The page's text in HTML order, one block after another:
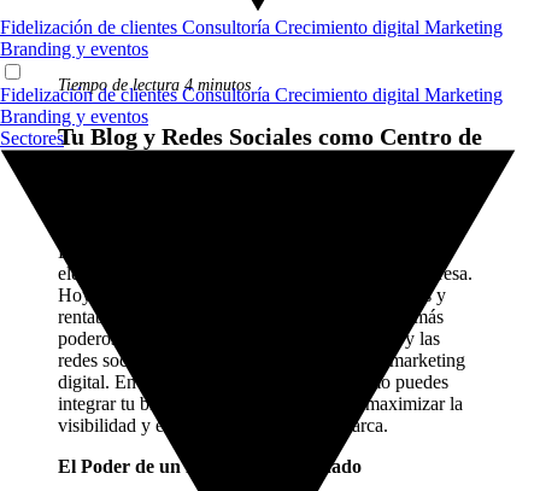
Fidelización de clientes Consultoría Crecimiento digital Marketing
Branding y eventos
Fidelización de clientesConsultoría Crecimiento digital Marketing
Branding y eventos
Sectores
Tiempo de lectura 4 minutos
Tu Blog y Redes Sociales como Centro de
La visibilidad y el conocimiento de marca son
elementos cruciales para el éxito de cualquier empresa.
Hoy en día es esencial encontrar formas efectivas y
rentables de destacarse y una de las estrategias más
poderosas para lograr esto, es utilizar un blog y las
redes sociales como el núcleo de tu plan de marketing
digital. En este artículo, exploraremos cómo puedes
integrar tu blog y tus redes sociales para maximizar la
visibilidad y el reconocimiento de tu marca.
El Poder de un Blog Bien Gestionado